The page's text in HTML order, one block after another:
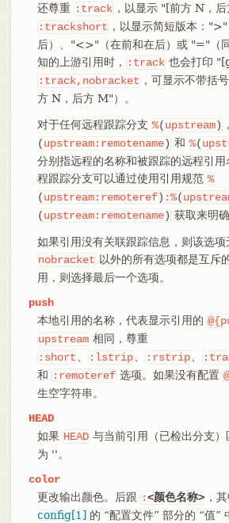
还尊重 :track ，以显示 "[前方 N，
:trackshort ，以显示简短版本：
后）、"<>"（在前和在后）或 "="（
知的上游引用时，
:track 也会打印
:track,nobracket ，可显示不带括
方 N，后方 M"）。
对于任何远程跟踪分支 %(upstream) ，
(upstream:remotename) 和 %(
分别指远程的名称和被跟踪的远程引
程跟踪分支可以通过使用引用规范 %
(upstream:remoteref) :%(
(upstream:remotename) 获取来明
如果引用没有关联跟踪信息，则该选项
nobracket 以外的所有选项都是互斥
用，则选择最后一个选项。
push
本地引用的名称，代表显示引用的
upstream 相同，尊重
:short
:lstrip :rstrip
和 :remoteref 选项。如果没有配置
生空字符串。
HEAD
如果 HEAD 与当前引用（已检出分支）
为 ''。
color
更改输出颜色。后跟 :<颜色名称> ，
config[1] 的 “配置文件” 部分的 “值”